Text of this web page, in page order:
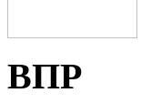
ВПР